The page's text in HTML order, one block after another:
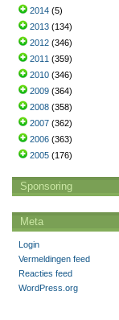
2014 (5)
2013 (134)
2012 (346)
2011 (359)
2010 (346)
2009 (364)
2008 (358)
2007 (362)
2006 (363)
2005 (176)
Sponsoring
Meta
Login
Vermeldingen feed
Reacties feed
WordPress.org